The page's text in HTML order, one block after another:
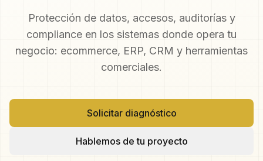
Protección de datos, accesos, auditorías y
compliance en los sistemas donde opera tu
negocio: ecommerce, ERP, CRM y herramientas
comerciales.
Solicitar diagnóstico
Hablemos de tu proyecto